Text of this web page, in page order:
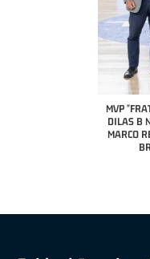
MVP
DILAS B
MARCO